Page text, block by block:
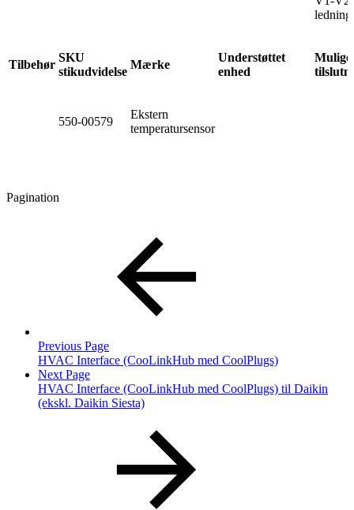
Tilbehør
SKU
stikudvidelse
Mærke
Understøttet
enhed
Mulige
550-00579
Ekstern
temperatursensor
Pagination
Previous Page
HVAC Interface (CooLinkHub med CoolPlugs)
Next Page
HVAC Interface (CooLinkHub med CoolPlugs) til Daikin
(ekskl. Daikin Siesta)